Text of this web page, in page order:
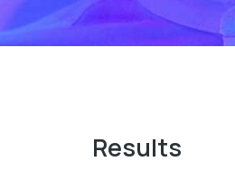
Results